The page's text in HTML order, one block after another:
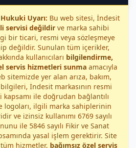
Uyarı: Bu web sitesi, İndesit
servisi değildirve marka sahibi
bir ticari, resmi veya sözleşmeye
değildir. Sunulan tüm içerikler,
kullanıcıları bilgilendirme,
servis hizmetleri sunma amacıyla
sitemizde yer alan arıza, bakım,
İndesit markasının resmi
ile doğrudan bağlantılı
logoları, ilgili marka sahiplerinin
ve izinsiz kullanımı 6769 sayılı
ile 5846 sayılı Fikir ve Sanat
yasal işlem gerektirir. Site
hizmetler, bağımsız özel servis